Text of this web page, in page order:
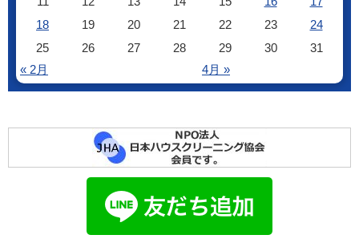
« 2月 4月 »
18
19 20 21 22 23
24
25
26 27 28 29 30 31